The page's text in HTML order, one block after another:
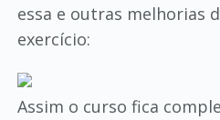
essa e outras melhorias
exercício:
Assim o curso fica